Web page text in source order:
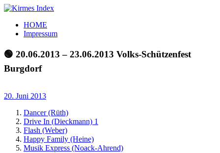
Zum
springen
Kirmes
Index
Tourpläne
der
letzten
Jahre
HOME
Impressum
🟢 20.06.2013 – 23.06.2013 Volks-Schützenfest
Burgdorf
20. Juni 2013
Dancer (Rüth)
Drive In (Dieckmann) 1
Flash (Weber)
Happy Family (Heine)
Musik Express (Noack-Ahrend)